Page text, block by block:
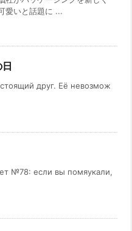
愛いと話題に ...
друг. Её невозмож
№78: если вы помяукали,